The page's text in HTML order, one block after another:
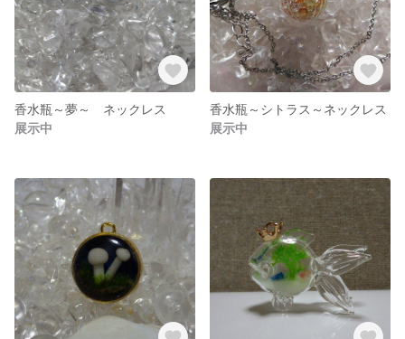
香水瓶～夢～ ネックレス
展示中
香水瓶～シトラス～ネックレス
展示中